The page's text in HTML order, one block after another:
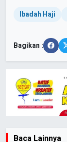
Ibadah Haji
Bagikan :
Baca Lainnya